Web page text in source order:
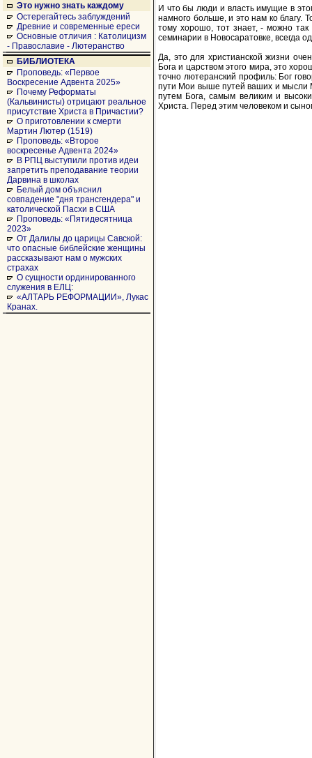
Это нужно знать каждому
Остерегайтесь заблуждений
Древние и современные ереси
Основные отличия : Католицизм
- Православие - Лютеранство
БИБЛИОТЕКА
Проповедь: «Первое
Воскресение Адвента 2025»
Почему Реформаты
(Кальвинисты) отрицают реальное
присутствие Христа в Причастии?
О приготовлении к смерти
Мартин Лютер (1519)
Проповедь: «Второе
воскресенье Адвента 2024»
В РПЦ выступили против идеи
запретить преподавание теории
Дарвина в школах
Белый дом объяснил
совпадение "дня трансгендера" и
католической Пасхи в США
Проповедь: «Пятидесятница
2023»
От Далилы до царицы Савской:
что опасные библейские женщины
рассказывают нам о мужских
страхах
О сущности ординированного
служения в ЕЛЦ:
«АЛТАРЬ РЕФОРМАЦИИ», Лукас
Кранах.
И что бы люди и власть имущие в
намного больше, и это нам ко благу.
тому хорошо, тот знает, - можно так
семинарии в Новосаратовке, всегда
Да, это для христианской жизни
Бога и царством этого мира, это
точно лютеранский профиль: Бог
пути Мои выше путей ваших и мысли
путем Бога, самым великим и
Христа. Перед этим человеком и